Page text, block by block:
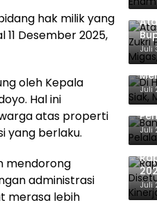
hak milik yang
Desember 2025,
oleh Kepala
Hal ini
atas properti
yang berlaku.
mendorong
administrasi
merasa lebih
Juli
Di
Juli
Juli
Juli